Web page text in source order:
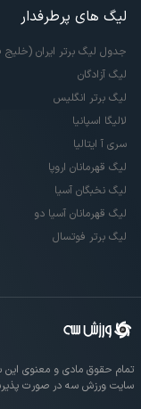
لیگ های پرطرفدار
جدول لیگ برتر ایران
لیگ آزادگان
لیگ برتر انگلیس
لالیگا اسپانیا
سری آ ایتالیا
لیگ قهرمانان اروپا
لیگ نخبگان آسیا
لیگ قهرمانان آسیا دو
لیگ برتر فوتسال
تمام حقوق مادی و معنوی
سایت ورزش سه در صورت پذیرش